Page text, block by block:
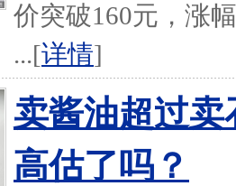
价突破160元，涨
...[详情]
卖酱油超过卖
高估了吗？